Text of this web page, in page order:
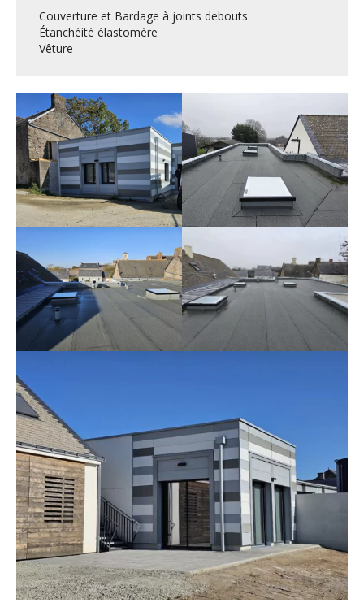
Couverture et Bardage à joints debouts
Étanchéité élastomère
Vêture